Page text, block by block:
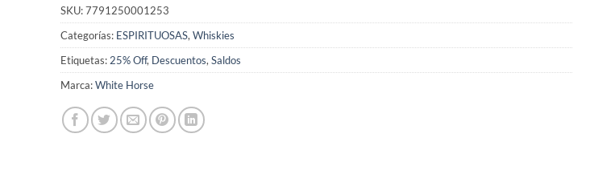
SKU:7791250001253
Categorías: ESPIRITUOSAS, Whiskies
Etiquetas: 25% Off, Descuentos, Saldos
Marca:White Horse